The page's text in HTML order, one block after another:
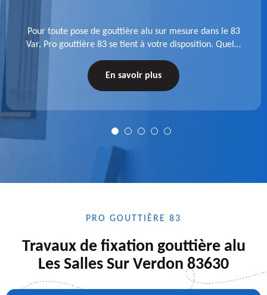
Pour toute pose de gouttière alu sur mesure dans le 83
Var, Pro gouttière 83 se tient à votre disposition. Quelle
nous confiance.
En savoir plus
PRO GOUTTIÈRE 83
Travaux de fixation gouttière alu
Les Salles Sur Verdon 83630